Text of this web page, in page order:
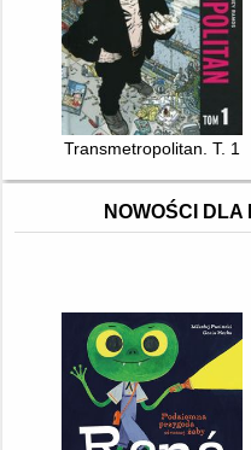
Transmetropolitan. T. 1
NOWOŚCI DLA